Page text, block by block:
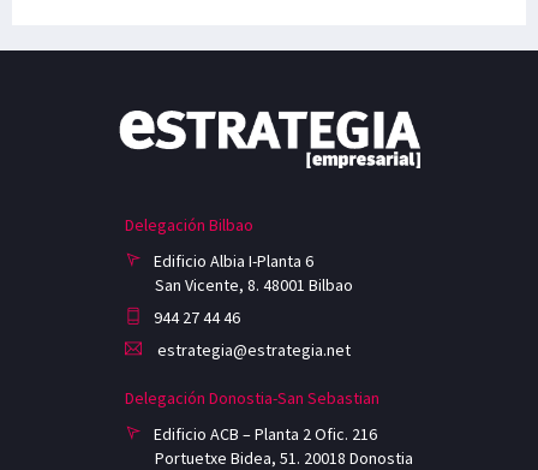
Delegación Bilbao
Edificio Albia I-Planta 6
San Vicente, 8. 48001 Bilbao
944 27 44 46
estrategia@estrategia.net
Delegación Donostia-San Sebastian
Edificio ACB – Planta 2 Ofic. 216
Portuetxe Bidea, 51. 20018 Donostia